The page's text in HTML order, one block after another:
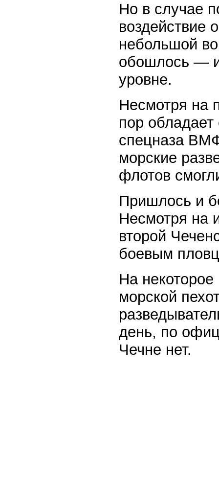
Но в случае
воздействие
небольшой
обошлось —
уровне.
Несмотря на
пор
спецназа
морские
флотов
Пришлось и
Несмотря на
второй
боевым
На
морской
день, по
Чечне нет.